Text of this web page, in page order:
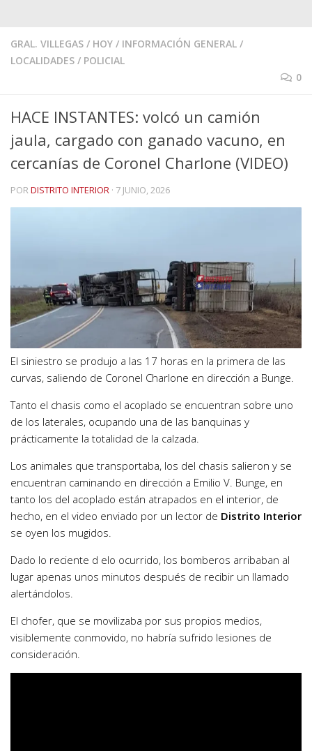
GRAL. VILLEGAS / HOY / INFORMACIÓN GENERAL /
LOCALIDADES / POLICIAL
0
HACE INSTANTES: volcó un camión
jaula, cargado con ganado vacuno, en
cercanías de Coronel Charlone (VIDEO)
PORDISTRITO INTERIOR · 7 JUNIO, 2026
El siniestro se produjo a las 17 horas en la primera de las
curvas, saliendo de Coronel Charlone en dirección a Bunge.
Tanto el chasis como el acoplado se encuentran sobre uno
de los laterales, ocupando una de las banquinas y
prácticamente la totalidad de la calzada.
Los animales que transportaba, los del chasis salieron y se
encuentran caminando en dirección a Emilio V. Bunge, en
tanto los del acoplado están atrapados en el interior, de
hecho, en el video enviado por un lector de Distrito Interior
se oyen los mugidos.
Dado lo reciente d elo ocurrido, los bomberos arribaban al
lugar apenas unos minutos después de recibir un llamado
alertándolos.
El chofer, que se movilizaba por sus propios medios,
visiblemente conmovido, no habría sufrido lesiones de
consideración.